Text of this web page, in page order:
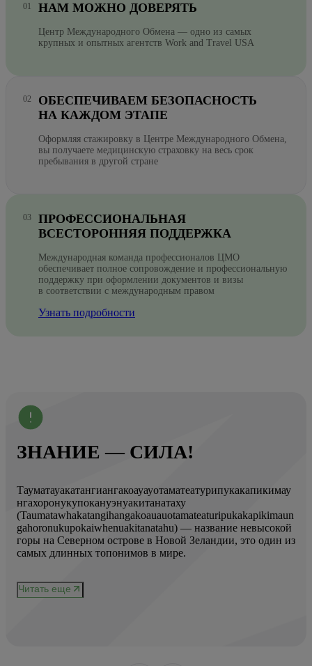
НАМ МОЖНО ДОВЕРЯТЬ
Центр Международного Обмена — одно из самых
крупных и опытных агентств Work and Travel USA
ОБЕСПЕЧИВАЕМ БЕЗОПАСНОСТЬ
НА КАЖДОМ ЭТАПЕ
Оформляя стажировку в Центре Международного Обмена,
вы получаете медицинскую страховку на весь срок
пребывания в другой стране
ПРОФЕССИОНАЛЬНАЯ
ВСЕСТОРОННЯЯ ПОДДЕРЖКА
Международная команда профессионалов ЦМО
обеспечивает полное сопровождение и профессиональную
поддержку при оформлении документов и визы
в соответствии с международным правом
Узнать подробности
ЗНАНИЕ — СИЛА!
Тауматауакатангиангакоауауотаматеатурипукакапикимау
нгахоронукупокануэнуакитанатаху
(Taumatawhakatangihangakoauauotamateaturipukakapikimaun
gahoronukupokaiwhenuakitanatahu) — название невысокой
горы на Северном острове в Новой Зеландии, это один из
самых длинных топонимов в мире.
Читать еще